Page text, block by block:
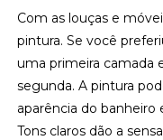
Com as louças e
pintura. Se você
uma primeira camada
segunda. A pintura
aparência do banheiro
Tons claros dão a